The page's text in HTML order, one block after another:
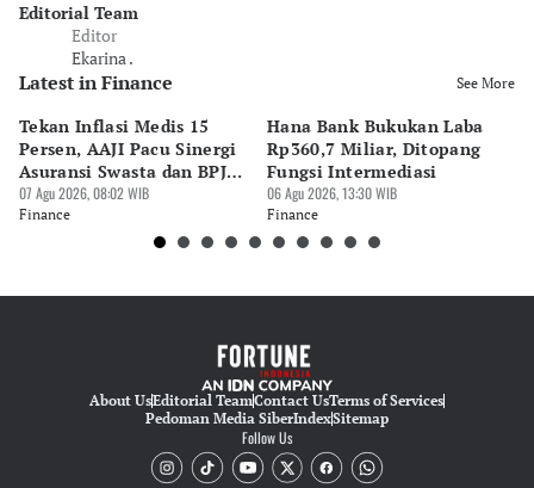
Editorial Team
Editor
Ekarina .
Latest in Finance See More
Tekan Inflasi Medis 15
Persen, AAJI Pacu Sinergi
Asuransi Swasta dan BPJS
Kesehatan
07 Agu 2026, 08:02 WIB
Finance
Hana Bank Bukukan Laba
Rp360,7 Miliar, Ditopang
Fungsi Intermediasi
06 Agu 2026, 13:30 WIB
Finance
About UsEditorial TeamContact UsTerms of Services
Pedoman Media SiberIndexSitemap
Follow Us